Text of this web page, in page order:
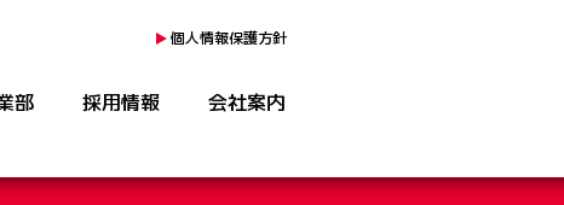
個人情報保護方針
》ドコモショップ法人営業課
部
》シャトレーゼトリアス久山店
採用情報 会社案内